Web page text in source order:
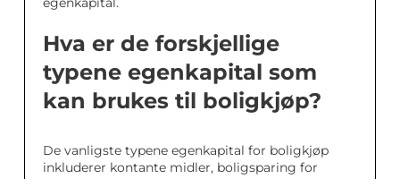
Hva er de forskjellige
typene egenkapital som
kan brukes til boligkjøp?
De vanligste typene egenkapital for boligkjøp
inkluderer kontante midler, boligsparing for